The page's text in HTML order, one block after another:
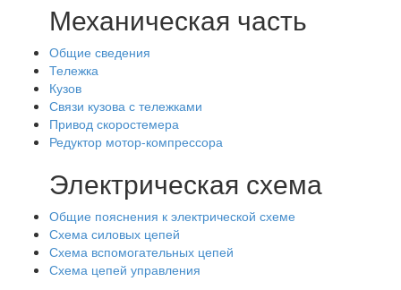
Механическая часть
Общие сведения
Тележка
Кузов
Связи кузова с тележками
Привод скоростемера
Редуктор мотор-компрессора
Электрическая схема
Общие пояснения к электрической схеме
Схема силовых цепей
Схема вспомогательных цепей
Схема цепей управления